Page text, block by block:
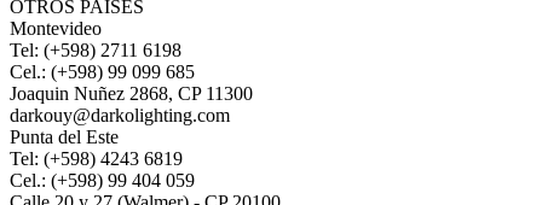
OTROS PAISES
Montevideo
Tel: (+598) 2711 6198
Cel.: (+598) 99 099 685
Joaquin Nuñez 2868, CP 11300
darkouy@darkolighting.com
Punta del Este
Tel: (+598) 4243 6819
Cel.: (+598) 99 404 059